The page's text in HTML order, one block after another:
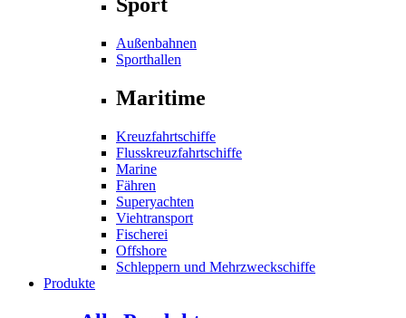
Außenbahnen
Sporthallen
Maritime
Kreuzfahrtschiffe
Flusskreuzfahrtschiffe
Marine
Fähren
Superyachten
Viehtransport
Fischerei
Offshore
Schleppern und Mehrzweckschiffe
Produkte